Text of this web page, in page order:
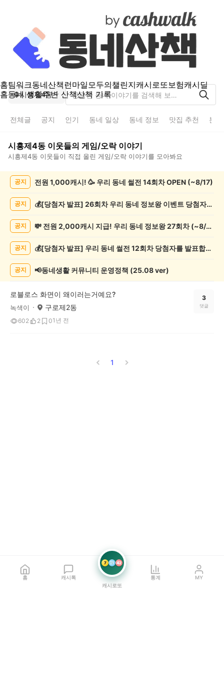
홈팀워크동네산책 런마일모두의챌린지캐시로또보험캐시딜
홈동네 생활주변 산책산책 기록
시흥제4동
전체글 공지 인기 동네 일상 동네 정보 맛집 추천 분
시흥제4동 이웃들의 게임/오락이야기
시흥제4동 이웃들이 직접 올린 게임/오락 이야기를 모아봐요
임/
글
공지 전원 1,000캐시! 🥳 우리 동네 썰전 14회차 OPEN (~8/17)
공지 💰[당첨자 발표] 26회차 우리 동네 정보왕 이벤트 당첨자를 발표합니다!
공지 💸 전원 2,000캐시 지급! 우리 동네 정보왕 27회차 (~8/10)
공지 💰[당첨자 발표] 우리 동네 썰전 12회차 당첨자를 발표합니다!
공지 📢동네생활 커뮤니티 운영정책 (25.08 ver)
로블로스 화면이 왜이러는거예요?
녹색이 구로제2동
602 2 01년 전
3
댓글
1
홈 캐시톡
7 21 42
캐시로또
통계 MY